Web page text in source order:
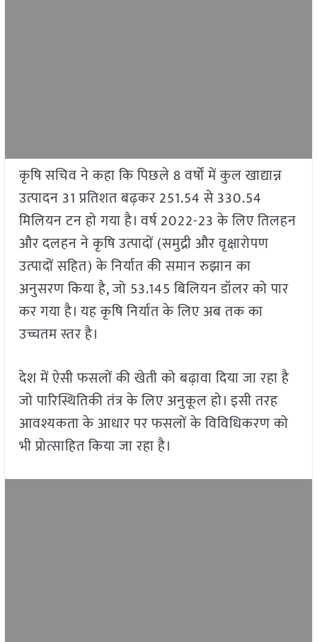
कृषि सचिव ने कहा कि पिछले 8 वर्षों में कुल खाद्यान्न
उत्पादन 31 प्रतिशत बढ़कर 251.54 से 330.54
मिलियन टन हो गया है। वर्ष 2022-23 के लिए तिलहन
और दलहन ने कृषि उत्पादों (समुद्री और वृक्षारोपण
उत्पादों सहित) के निर्यात की समान रुझान का
अनुसरण किया है, जो 53.145 बिलियन डॉलर को पार
कर गया है। यह कृषि निर्यात के लिए अब तक का
उच्चतम स्तर है।
देश में ऐसी फसलों की खेती को बढ़ावा दिया जा रहा है
जो पारिस्थितिकी तंत्र के लिए अनुकूल हो। इसी तरह
आवश्यकता के आधार पर फसलों के विविधिकरण को
भी प्रोत्साहित किया जा रहा है।